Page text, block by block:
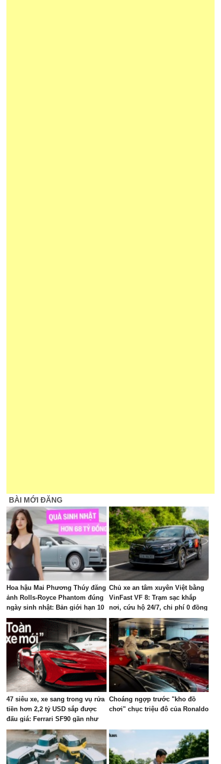
BÀI MỚI ĐĂNG
Hoa hậu Mai Phương Thúy đăng
ảnh Rolls-Royce Phantom đúng
ngày sinh nhật: Bản giới hạn 10
chiếc toàn cầu, giá quy đổi gần
68 tỷ đồng
Chủ xe an tâm xuyên Việt bằng
VinFast VF 8: Trạm sạc khắp
nơi, cứu hộ 24/7, chi phí 0 đồng
47 siêu xe, xe sang trong vụ rửa
tiền hơn 2,2 tỷ USD sắp được
đấu giá: Ferrari SF90 gần như
mới, Rolls-Royce xếp hàng dài
Choáng ngợp trước "kho đồ
chơi" chục triệu đô của Ronaldo